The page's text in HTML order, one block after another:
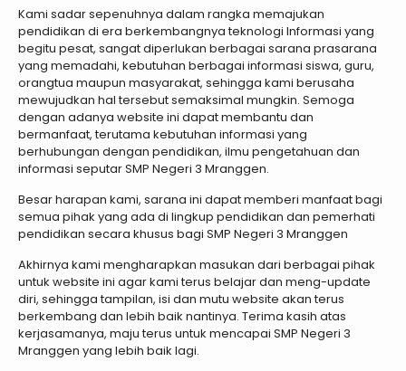
Kami sadar sepenuhnya dalam rangka memajukan
pendidikan di era berkembangnya teknologi Informasi yang
begitu pesat, sangat diperlukan berbagai sarana prasarana
yang memadahi, kebutuhan berbagai informasi siswa, guru,
orangtua maupun masyarakat, sehingga kami berusaha
mewujudkan hal tersebut semaksimal mungkin. Semoga
dengan adanya website ini dapat membantu dan
bermanfaat, terutama kebutuhan informasi yang
berhubungan dengan pendidikan, ilmu pengetahuan dan
informasi seputar SMP Negeri 3 Mranggen.
Besar harapan kami, sarana ini dapat memberi manfaat bagi
semua pihak yang ada di lingkup pendidikan dan pemerhati
pendidikan secara khusus bagi SMP Negeri 3 Mranggen
Akhirnya kami mengharapkan masukan dari berbagai pihak
untuk website ini agar kami terus belajar dan meng-update
diri, sehingga tampilan, isi dan mutu website akan terus
berkembang dan lebih baik nantinya. Terima kasih atas
kerjasamanya, maju terus untuk mencapai SMP Negeri 3
Mranggen yang lebih baik lagi.